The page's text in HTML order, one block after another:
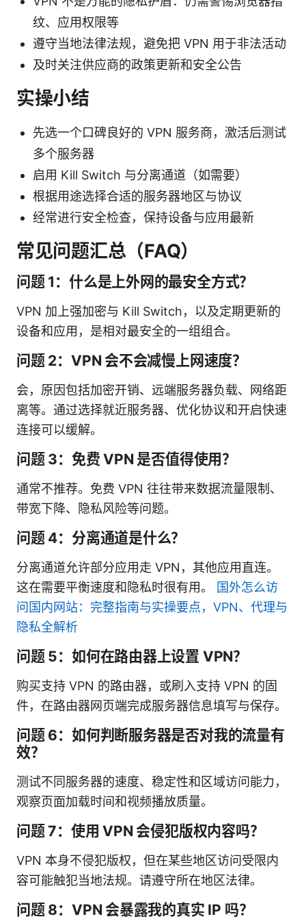
纹、应用权限等
遵守当地法律法规，避免把 VPN 用于非法活动
及时关注供应商的政策更新和安全公告
实操小结
先选一个口碑良好的 VPN 服务商，激活后测试
多个服务器
启用 Kill Switch 与分离通道（如需要）
根据用途选择合适的服务器地区与协议
经常进行安全检查，保持设备与应用最新
常见问题汇总（FAQ）
问题 1：什么是上外网的最安全方式？
VPN 加上强加密与 Kill Switch，以及定期更新的
设备和应用，是相对最安全的一组组合。
问题 2：VPN 会不会减慢上网速度？
会，原因包括加密开销、远端服务器负载、网络距
离等。通过选择就近服务器、优化协议和开启快速
连接可以缓解。
问题 3：免费 VPN 是否值得使用？
通常不推荐。免费 VPN 往往带来数据流量限制、
带宽下降、隐私风险等问题。
问题 4：分离通道是什么？
分离通道允许部分应用走 VPN，其他应用直连。
这在需要平衡速度和隐私时很有用。
国外怎么访
问国内网站：完整指南与实操要点，VPN、代理与
隐私全解析
问题 5：如何在路由器上设置 VPN？
购买支持 VPN 的路由器，或刷入支持 VPN 的固
件，在路由器网页端完成服务器信息填写与保存。
问题 6：如何判断服务器是否对我的流量有
效？
测试不同服务器的速度、稳定性和区域访问能力，
观察页面加载时间和视频播放质量。
问题 7：使用 VPN 会侵犯版权内容吗？
VPN 本身不侵犯版权，但在某些地区访问受限内
容可能触犯当地法规。请遵守所在地区法律。
问题 8：VPN 会暴露我的真实 IP 吗？